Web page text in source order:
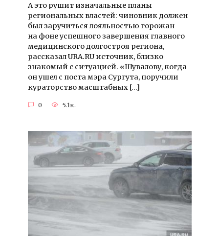
А это рушит изначальные планы
региональных властей: чиновник должен
был заручиться лояльностью горожан
на фоне успешного завершения главного
медицинского долгостроя региона,
рассказал URA.RU источник, близко
знакомый с ситуацией. «Шувалову, когда
он ушел с поста мэра Сургута, поручили
кураторство масштабных […]
0 5.1к.